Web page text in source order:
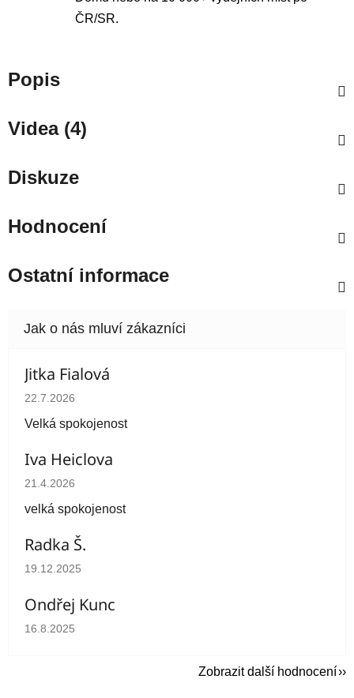
ČR/SR.
Popis
Videa (4)
Diskuze
Hodnocení
Ostatní informace
Jitka Fialová
Hodnocení obchodu je 5 z 5 hvězdiček.
22.7.2026
Velká spokojenost
Iva Heiclova
Hodnocení obchodu je 5 z 5 hvězdiček.
21.4.2026
velká spokojenost
Radka Š.
Hodnocení obchodu je 5 z 5 hvězdiček.
19.12.2025
Ondřej Kunc
Hodnocení obchodu je 5 z 5 hvězdiček.
16.8.2025
Zobrazit další hodnocení